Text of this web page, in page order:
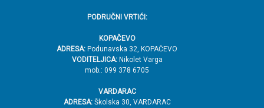
PODRUČNI VRTIĆI:
KOPAČEVO
ADRESA: Podunavska 32, KOPAČEVO
VODITELJICA:Nikolet Varga
mob.: 099 378 6705
VARDARAC
ADRESA:Školska 30, VARDARAC